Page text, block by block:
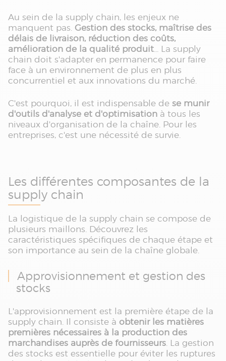
Au sein de la supply chain, les enjeux ne
manquent pas. Gestion des stocks, maîtrise des
délais de livraison, réduction des coûts,
amélioration de la qualité produit... La supply
chain doit s'adapter en permanence pour faire
face à un environnement de plus en plus
concurrentiel et aux innovations du marché.
C'est pourquoi, il est indispensable de se munir
d'outils d'analyse et d'optimisation à tous les
niveaux d'organisation de la chaîne. Pour les
entreprises, c'est une nécessité de survie.
Les différentes composantes de la
supply chain
La logistique de la supply chain se compose de
plusieurs maillons. Découvrez les
caractéristiques spécifiques de chaque étape et
son importance au sein de la chaîne globale.
Approvisionnement et gestion des
stocks
L'approvisionnement est la première étape de la
supply chain. Il consiste à obtenir les matières
premières nécessaires à la production des
marchandises auprès de fournisseurs. La gestion
des stocks est essentielle pour éviter les ruptures